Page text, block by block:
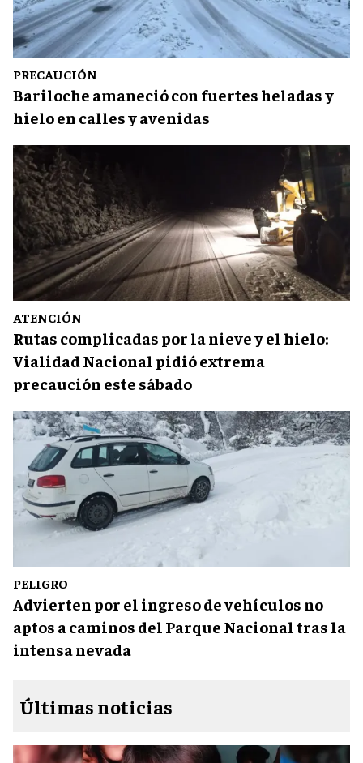
PRECAUCIÓN
Bariloche amaneció con fuertes heladas y
hielo en calles y avenidas
ATENCIÓN
Rutas complicadas por la nieve y el hielo:
Vialidad Nacional pidió extrema
precaución este sábado
PELIGRO
Advierten por el ingreso de vehículos no
aptos a caminos del Parque Nacional tras la
intensa nevada
Últimas noticias